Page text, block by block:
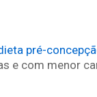
pré-
e com menor